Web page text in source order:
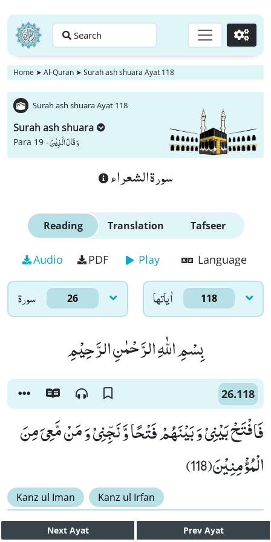
Search Go
Home ➤ Al-Quran ➤ Surah ash shuara Ayat 118
Surah ash shuara Ayat 118
Surah ash shuara
Para 19 -وَ قَالَ الَّذِیْنَ
سورة الشعراء
Reading Translation Tafseer
Audio PDF Play Language
سورۃ 26 اٰياتها 118
بِسْمِ اللّٰهِ الرَّحْمٰنِ الرَّحِیْمِ
26.118
فَافْتَحْ بَیْنِیْ وَ بَیْنَهُمْ فَتْحًا وَّ نَجِّنِیْ وَ مَنْ مَّعِیَ مِنَ
الْمُؤْمِنِیْنَ(118)
Kanz ul Iman Kanz ul Irfan
Next Ayat Prev Ayat